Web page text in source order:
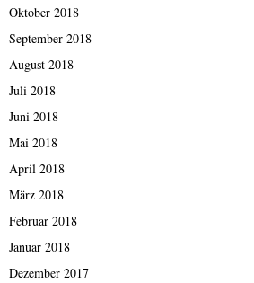
Oktober 2018
September 2018
August 2018
Juli 2018
Juni 2018
Mai 2018
April 2018
März 2018
Februar 2018
Januar 2018
Dezember 2017